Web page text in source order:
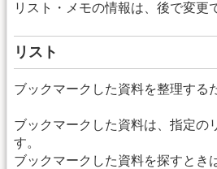
リスト・メモの情報は、後で変更
リスト
ブックマークした資料を整理する
ブックマークした資料は、指定の
す。
ブックマークした資料を探すとき